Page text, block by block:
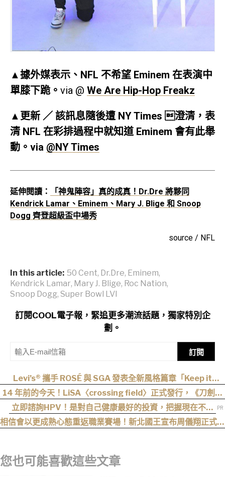
▲據外媒表示、NFL 不希望 Eminem 在表演中
單膝下跪。 via @ We Are Hip-Hop Freakz
▲更新 ／ 該訊息隨後遭 NY Times 澄清，表
清 NFL 在彩排過程中就知道 Eminem 會有此舉
動。via @NY Times
延伸閱讀：
「神鬼陣容」真的成真！Dr.Dre 將夥同
Kendrick Lamar、Eminem、Mary J. Blige 和 Snoop
Dogg 齊登超級盃中場秀
source / NFL
In this article: 50 Cent, Dr.Dre, Eminem,
Kendrick Lamar, Mary J. Blige, Roc Nation,
Snoop Dogg, Super Bowl LVI
訂閱COOL電子報，緊追更多潮流話題，獨家特別企
劃。
訂閱
Levi’s® 攜手 ROSÉ 與 SGA 發表全新風格篇章「Keep it
Loose」，全新寬版丹寧登場！
14 年前的今天！LiSA〈crossing field〉正式發行，《刀劍神
域》OP 不只熱血還藏著桐人、亞絲娜最深的羈絆
立即諮詢HPV！是對自己健康最好的投資，把握現在不嫌
晚！
相信會以更成熟心態重返職業賽場！新北國王宣布周儀翔正式加
您也可能喜歡這些文章